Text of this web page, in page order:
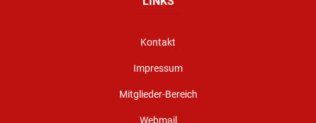
Kontakt
Impressum
Mitglieder-Bereich
Webmail